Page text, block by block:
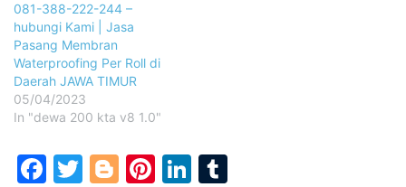
081-388-222-244 –
hubungi Kami | Jasa
Pasang Membran
Waterproofing Per Roll di
Daerah JAWA TIMUR
05/04/2023
In "dewa 200 kta v8 1.0"
Facebook
Twitter
Blogger
Pinterest
LinkedIn